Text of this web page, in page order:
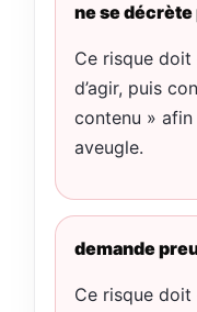
ne se décrète
Ce risque
d’agir, puis
contenu »
aveugle.
demande
Ce risque